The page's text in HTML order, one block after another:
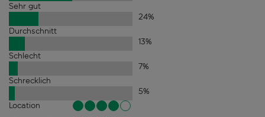
Sehr gut
24%
Durchschnitt
13%
Schlecht
7%
Schrecklich
5%
Location